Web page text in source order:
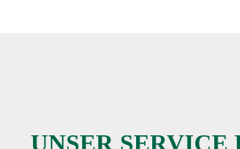
UNSER SERVICE